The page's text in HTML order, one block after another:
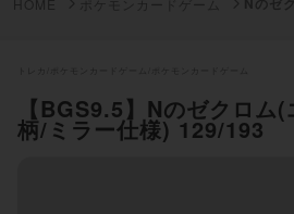
【BGS9.5】Nのゼクロム
柄/ミラー仕様) 129/193